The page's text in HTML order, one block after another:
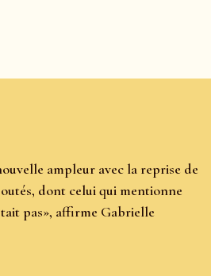
ampleur avec la reprise de
dont celui qui mentionne
pas», affirme Gabrielle